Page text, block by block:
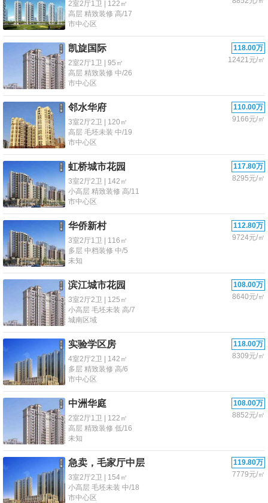
2室2厅1卫 | 122㎡
高层 精致装修 高/17
市中心区
凯旋国际
118.00万
12421元/㎡
2室2厅1卫 | 95㎡
高层 精致装修 中/26
市中心区
邻水华府
110.00万
9166元/㎡
3室2厅2卫 | 120㎡
高层 毛坯未装 中/19
市中心区
虹桥城市花园
117.80万
8295元/㎡
3室2厅2卫 | 142㎡
小高层 精致装修 高/11
市中心区
华侨新村
112.80万
9724元/㎡
3室2厅1卫 | 116㎡
多层 中档装修 中/5
未知
滨江城市花园
108.00万
8640元/㎡
3室2厅2卫 | 125㎡
小高层 毛坯未装 高/7
城南区域
实验学区房
118.00万
8309元/㎡
4室2厅2卫 | 142㎡
多层 精致装修 高/6
市中心区
中洲华庭
108.00万
8852元/㎡
2室2厅1卫 | 122㎡
高层 精致装修 低/16
未知
急卖，毛家厅中层
119.80万
7779元/㎡
3室2厅2卫 | 154㎡
小高层 毛坯未装 中/18
市中心区